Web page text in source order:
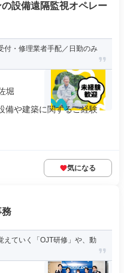
設備遠隔監視オペレー
付・修理業者手配／日勤のみ
堀
備や建築に関するご経験
気になる
務
えていく「OJT研修」や、動